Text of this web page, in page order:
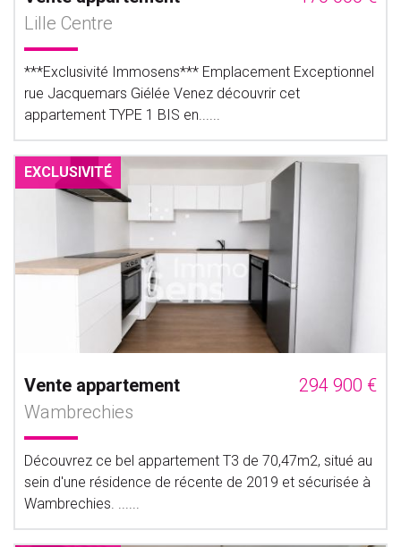
Lille Centre
***Exclusivité Immosens*** Emplacement Exceptionnel
rue Jacquemars Giélée Venez découvrir cet
appartement TYPE 1 BIS en......
EXCLUSIVITÉ
Vente appartement
294 900 €
Wambrechies
Découvrez ce bel appartement T3 de 70,47m2, situé au
sein d'une résidence de récente de 2019 et sécurisée à
Wambrechies. ......